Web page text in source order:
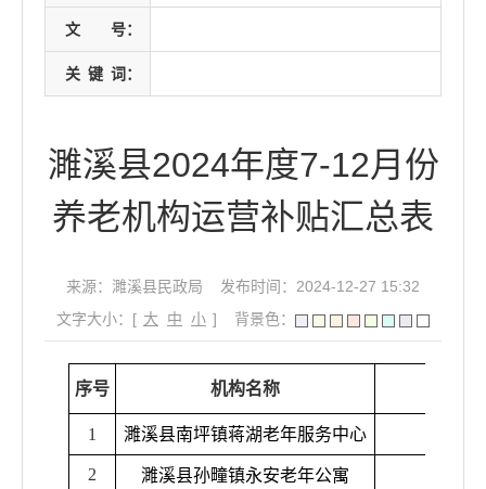
文 号：
关 键 词：
濉溪县2024年度7-12月份
养老机构运营补贴汇总表
来源：濉溪县民政局
发布时间：2024-12-27 15:32
文字大小：[ 大 中 小 ] 背景色：
序号 机构名称
1 濉溪县南坪镇蒋湖老年服务中心
2 濉溪县孙疃镇永安老年公寓